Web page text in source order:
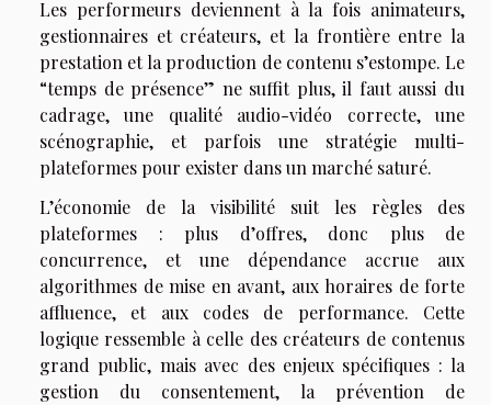
Les performeurs deviennent à la fois animateurs,
gestionnaires et créateurs, et la frontière entre la
prestation et la production de contenu s’estompe. Le
“temps de présence” ne suffit plus, il faut aussi du
cadrage, une qualité audio-vidéo correcte, une
scénographie, et parfois une stratégie multi-
plateformes pour exister dans un marché saturé.
L’économie de la visibilité suit les règles des
plateformes : plus d’offres, donc plus de
concurrence, et une dépendance accrue aux
algorithmes de mise en avant, aux horaires de forte
affluence, et aux codes de performance. Cette
logique ressemble à celle des créateurs de contenus
grand public, mais avec des enjeux spécifiques : la
gestion du consentement, la prévention de